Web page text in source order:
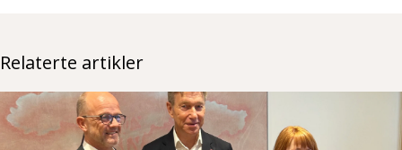
Relaterte artikler